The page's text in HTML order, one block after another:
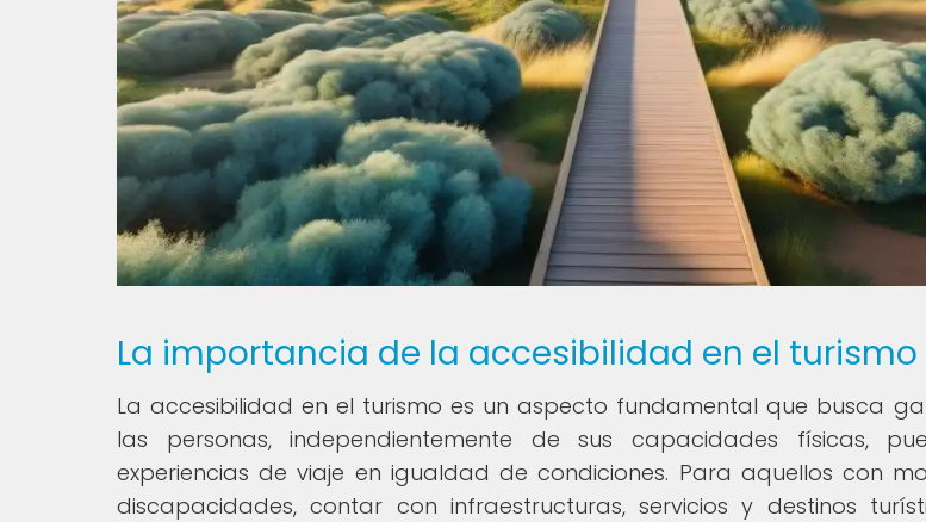
La importancia de la accesibilidad en el turismo
La accesibilidad en el turismo es un aspecto fundamental que busca
las personas, independientemente de sus capacidades físicas,
experiencias de viaje en igualdad de condiciones. Para aquellos con
discapacidades, contar con infraestructuras, servicios y destinos